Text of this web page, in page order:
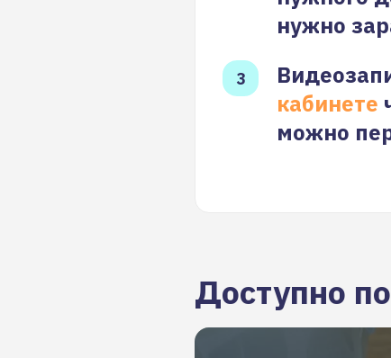
нужно
кабинете
можно
Доступно